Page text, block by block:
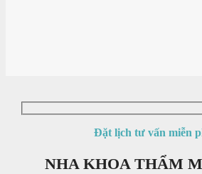
Đặt lịch tư vấn miễn
NHA KHOA THẨM